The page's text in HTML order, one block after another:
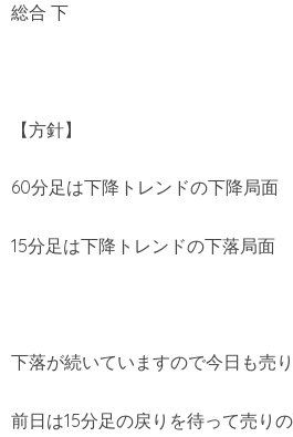
総合 下
【方針】
60分足は下降トレンドの下降局面
15分足は下降トレンドの下落局面
下落が続いていますので今日も売り
前日は15分足の戻りを待って売り